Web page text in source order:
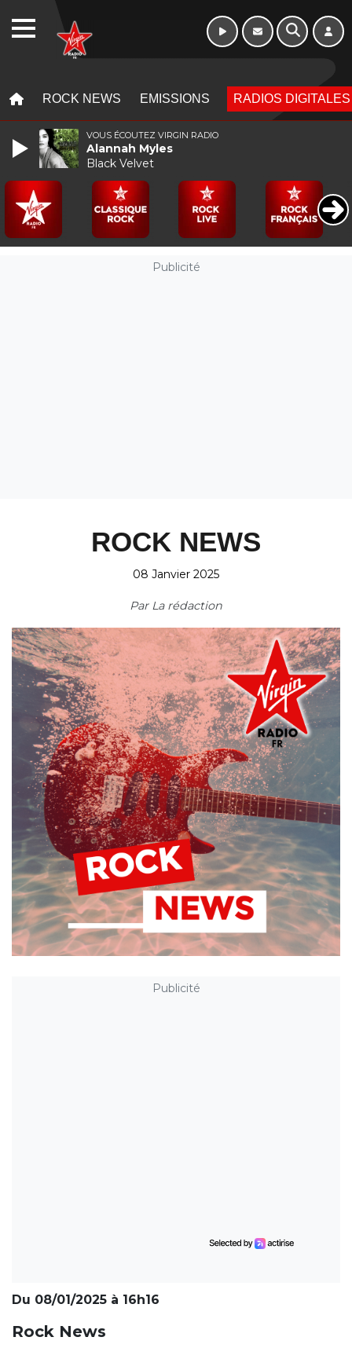
ROCK NEWS EMISSIONS RADIOS DIGITALES
Publicité
ROCK NEWS
08 Janvier 2025
Par La rédaction
Publicité
Du 08/01/2025 à 16h16
Rock News
VOUS ÉCOUTEZ VIRGIN RADIO
Alannah Myles
Black Velvet
WEBRADIO Week-end de 16h
à 20h